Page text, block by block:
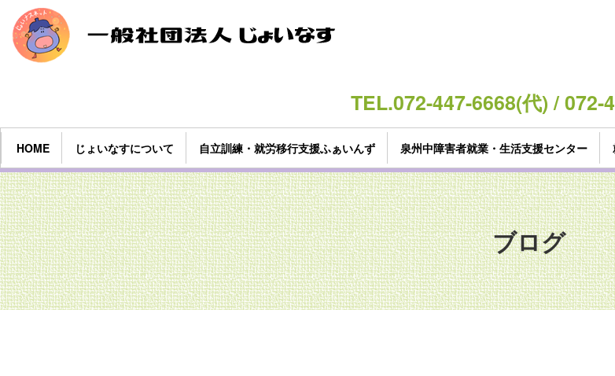
TEL.072-447-6668(代) / 072-
HOME じょいなすについて 自立訓練・就労移行支援ふぁいんず 泉州中障害者就業・生活支援センター
ブログ